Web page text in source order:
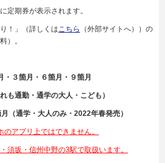
定期券が表示されます。
！」（詳しくはこちら
（外部サイトへ））の
）。
線
・３箇月・６箇月・９箇月
学の大人・こども）
（通学・大人のみ・ 2022年春発売）
のアプリ上ではできません。
須坂・信州中野の3駅で取扱います。